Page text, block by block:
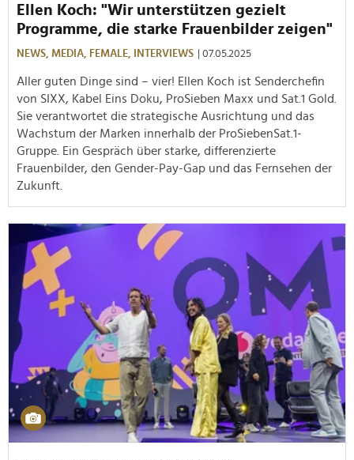
Ellen Koch: "Wir unterstützen gezielt
Programme, die starke Frauenbilder zeigen"
NEWS, MEDIA, FEMALE, INTERVIEWS | 07.05.2025
Aller guten Dinge sind – vier! Ellen Koch ist Senderchefin
von SIXX, Kabel Eins Doku, ProSieben Maxx und Sat.1 Gold.
Sie verantwortet die strategische Ausrichtung und das
Wachstum der Marken innerhalb der ProSiebenSat.1-
Gruppe. Ein Gespräch über starke, differenzierte
Frauenbilder, den Gender-Pay-Gap und das Fernsehen der
Zukunft.